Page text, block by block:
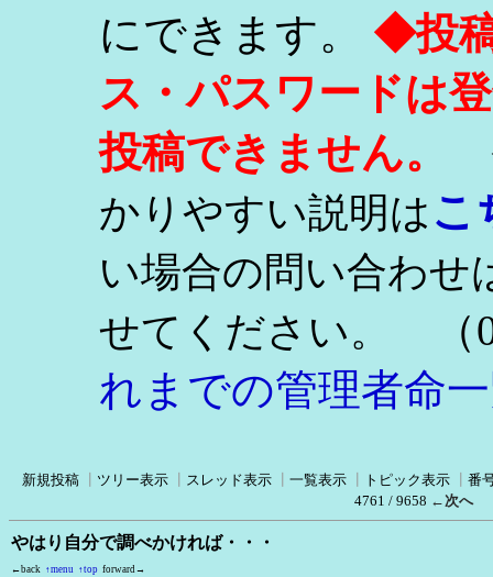
にできます。 ◆投
ス・パスワードは
投稿できません。
かりやすい説明はこ
い場合の問い合わせ
せてください。
（
れまでの管理者命
新規投稿 ツリー表示 スレッド表示 一覧表示 トピック表示
番
4761 / 9658 ←次へ
やはり自分で調べかければ・・・
←back ↑menu ↑top forward→